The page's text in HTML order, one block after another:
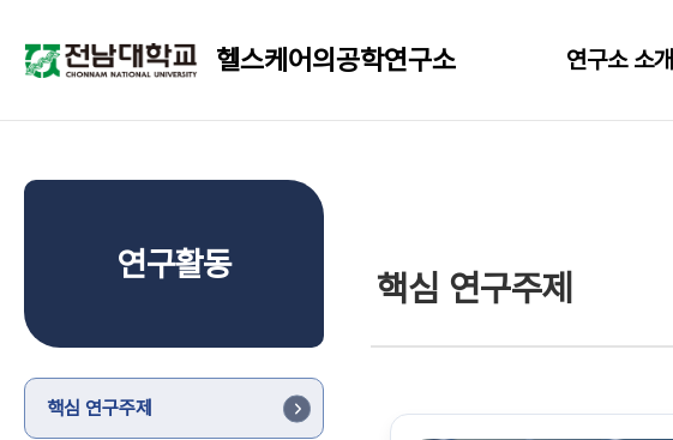
헬스케어의공학연구소 연구소 소개
연구활동
핵심 연구주제
핵심 연구주제